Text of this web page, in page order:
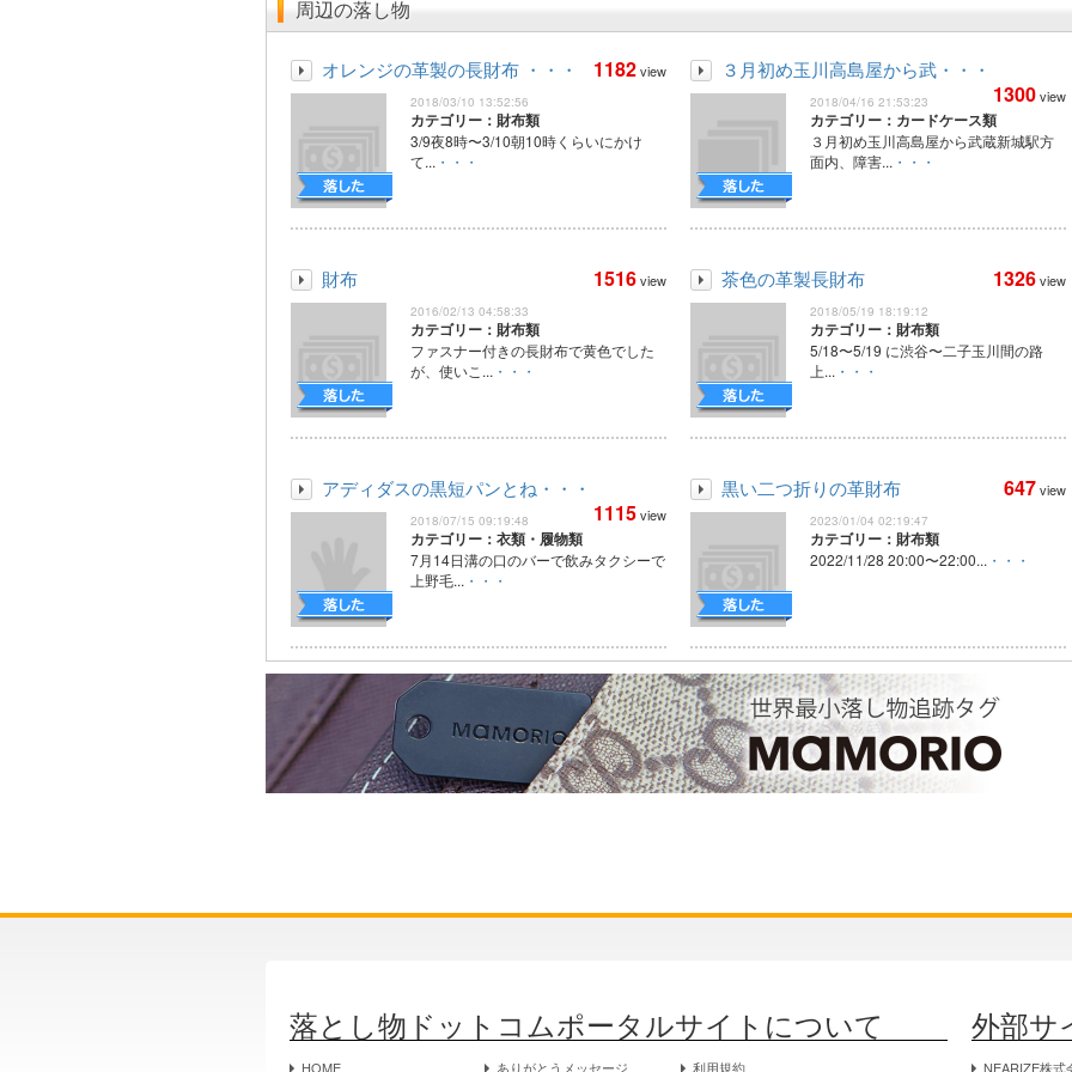
周辺の落し物
オレンジの革製の長財布 ・・・ 1182view
2018/03/10 13:52:56
カテゴリー：財布類
3/9夜8時〜3/10朝10時くらいにかけ
て... ・・・
３月初め玉川高島屋から武・・・
1300view
2018/04/16 21:53:23
カテゴリー：カードケース類
３月初め玉川高島屋から武蔵新城駅方
面内、障害... ・・・
財布 1516view
2016/02/13 04:58:33
カテゴリー：財布類
ファスナー付きの長財布で黄色でした
が、使いこ... ・・・
茶色の革製長財布 1326view
2018/05/19 18:19:12
カテゴリー：財布類
5/18〜5/19 に渋谷〜二子玉川間の路
上... ・・・
アディダスの黒短パンとね・・・
1115view
2018/07/15 09:19:48
カテゴリー：衣類・履物類
7月14日溝の口のバーで飲みタクシーで
上野毛... ・・・
黒い二つ折りの革財布 647view
2023/01/04 02:19:47
カテゴリー：財布類
2022/11/28 20:00〜22:00... ・・・
落とし物ドットコムポータルサイトについて
HOME ありがとうメッセージ 利用規約
外部サ
NEARIZE株式